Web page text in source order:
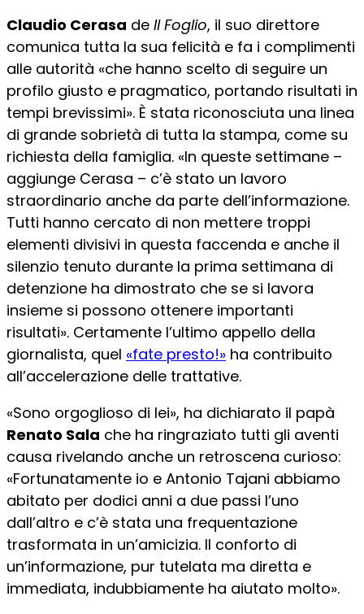
Claudio Cerasa de Il Foglio, il suo direttore
comunica tutta la sua felicità e fa i complimenti
alle autorità «che hanno scelto di seguire un
profilo giusto e pragmatico, portando risultati in
tempi brevissimi». È stata riconosciuta una linea
di grande sobrietà di tutta la stampa, come su
richiesta della famiglia. «In queste settimane –
aggiunge Cerasa – c’è stato un lavoro
straordinario anche da parte dell’informazione.
Tutti hanno cercato di non mettere troppi
elementi divisivi in questa faccenda e anche il
silenzio tenuto durante la prima settimana di
detenzione ha dimostrato che se si lavora
insieme si possono ottenere importanti
risultati». Certamente l’ultimo appello della
giornalista, quel «fate presto!» ha contribuito
all’accelerazione delle trattative.
«Sono orgoglioso di lei», ha dichiarato il papà
Renato Sala che ha ringraziato tutti gli aventi
causa rivelando anche un retroscena curioso:
«Fortunatamente io e Antonio Tajani abbiamo
abitato per dodici anni a due passi l’uno
dall’altro e c’è stata una frequentazione
trasformata in un’amicizia. Il conforto di
un’informazione, pur tutelata ma diretta e
immediata, indubbiamente ha aiutato molto».